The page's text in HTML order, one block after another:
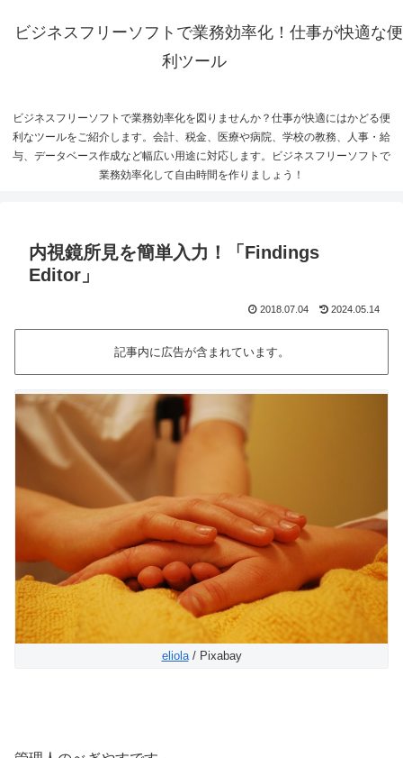
ビジネスフリーソフトで業務効率化！仕事が快適な便
利ツール
ビジネスフリーソフトで業務効率化を図りませんか？仕事が快適にはかどる便
利なツールをご紹介します。会計、税金、医療や病院、学校の教務、人事・給
与、データベース作成など幅広い用途に対応します。ビジネスフリーソフトで
業務効率化して自由時間を作りましょう！
内視鏡所見を簡単入力！「Findings
Editor」
2018.07.04 2024.05.14
記事内に広告が含まれています。
eliola/ Pixabay